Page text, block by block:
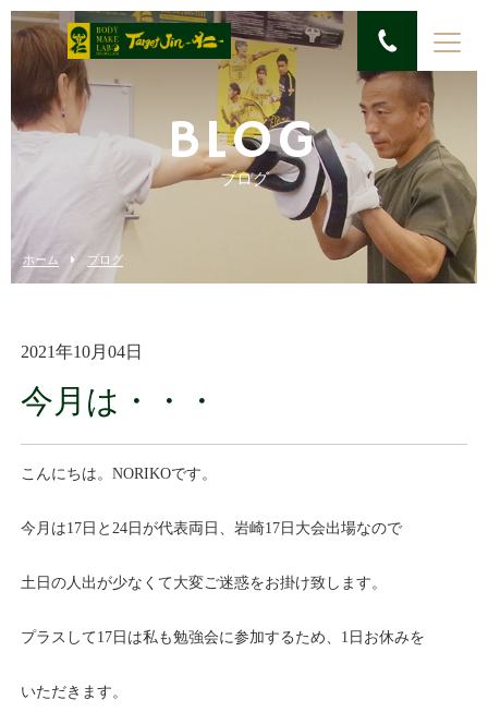
BLOG
ブログ
ホーム ブログ
2021年10月04日
今月は・・・
こんにちは。NORIKOです。
今月は17日と24日が代表両日、岩崎17日大会出場なので
土日の人出が少なくて大変ご迷惑をお掛け致します。
プラスして17日は私も勉強会に参加するため、1日お休みを
いただきます。